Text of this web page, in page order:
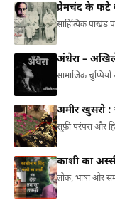
प्रेमचंद के फटे
साहित्यिक पाखंड
अंधेरा –
सामाजिक
अमीर खुसरो
सूफ़ी परंपरा और
काशी का
लोक, भाषा और